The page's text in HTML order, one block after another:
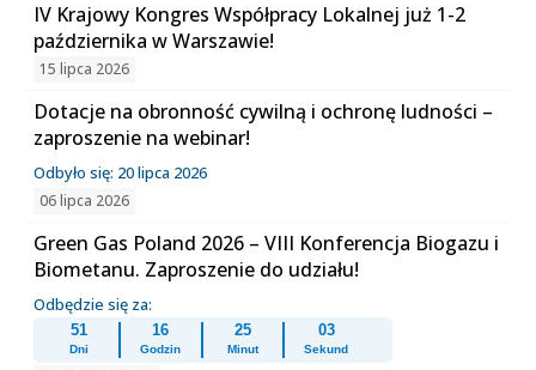
IV Krajowy Kongres Współpracy Lokalnej już 1-2
października w Warszawie!
15 lipca 2026
Dotacje na obronność cywilną i ochronę ludności –
zaproszenie na webinar!
Odbyło się: 20 lipca 2026
06 lipca 2026
Green Gas Poland 2026 – VIII Konferencja Biogazu i
Biometanu. Zaproszenie do udziału!
Odbędzie się za:
51
Dni
16
Godzin
25
Minut
03
Sekund